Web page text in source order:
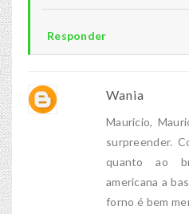
Responder
Wania
Mauricio,
surpreender.
quanto ao
americana a
forno é bem